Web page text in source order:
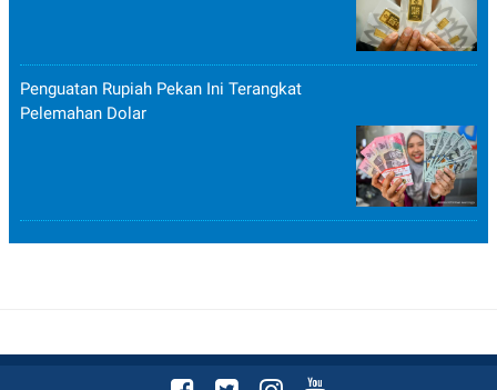
Penguatan Rupiah Pekan Ini Terangkat
Pelemahan Dolar